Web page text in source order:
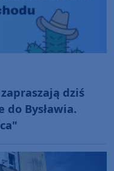
dziś
Bysławia.